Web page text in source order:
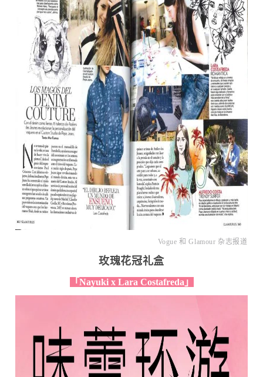
Vogue 和 Glamour 杂志报道
玫瑰花冠礼盒
「Nayuki x Lara Costafreda」